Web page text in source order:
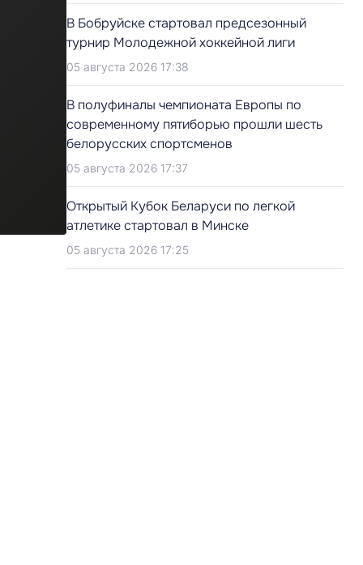
В Бобруйске стартовал предсезонный
турнир Молодежной хоккейной лиги
05 августа 2026 17:38
В полуфиналы чемпионата Европы по
современному пятиборью прошли шесть
белорусских спортсменов
05 августа 2026 17:37
Открытый Кубок Беларуси по легкой
атлетике стартовал в Минске
05 августа 2026 17:25